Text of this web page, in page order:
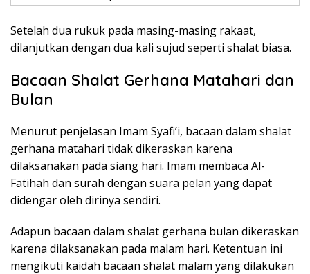
Setelah dua rukuk pada masing-masing rakaat,
dilanjutkan dengan dua kali sujud seperti shalat biasa.
Bacaan Shalat Gerhana Matahari dan
Bulan
Menurut penjelasan Imam Syafi’i, bacaan dalam shalat
gerhana matahari tidak dikeraskan karena
dilaksanakan pada siang hari. Imam membaca Al-
Fatihah dan surah dengan suara pelan yang dapat
didengar oleh dirinya sendiri.
Adapun bacaan dalam shalat gerhana bulan dikeraskan
karena dilaksanakan pada malam hari. Ketentuan ini
mengikuti kaidah bacaan shalat malam yang dilakukan